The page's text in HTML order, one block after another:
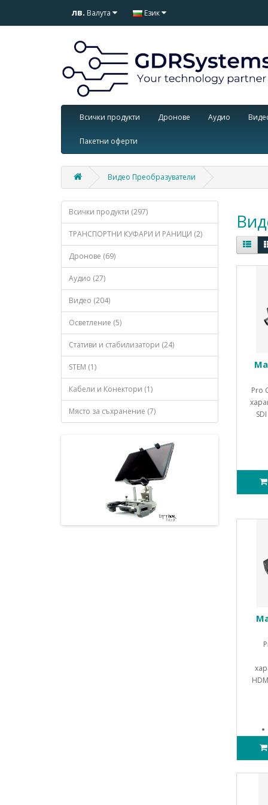
лв. Валута Език
Всички продукти Дронове Аудио
Пакетни оферти
Видео Преобразуватели
Всички продукти (297)
ТРАНСПОРТНИ КУФАРИ И РАНИЦИ (2)
Дронове (69)
Аудио (27)
Видео (204)
Осветление (5)
Стативи и стабилизатори (24)
STEM (1)
Кабели и Конектори (1)
Място за съхранение (7)
Pro